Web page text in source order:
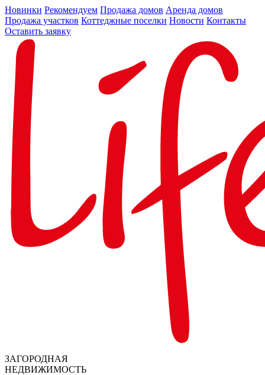
Новинки Рекомендуем Продажа домов Аренда домов
Продажа участков Коттеджные поселки Новости Контакты
Оставить заявку
ЗАГОРОДНАЯ
НЕДВИЖИМОСТЬ